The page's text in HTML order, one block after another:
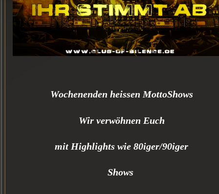
Wochenenden heissen MottoShows
Wir verwöhnen Euch
mit Highlights wie 80iger/90iger
Shows